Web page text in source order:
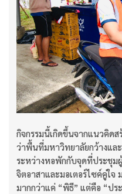
กิจกรรมนี้เกิดขึ้นจากแนวคิดส
ว่าพื้นที่มหาวิทยาลัยกว้างแล
ระหว่างหอพักกับจุดที่ประชุม
จิตอาสาและมอเตอร์ไซค์คู่ใจ
มากกว่าแค่ “พิธี” แต่คือ “ปร